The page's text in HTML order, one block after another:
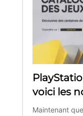
voici les
Maintenant